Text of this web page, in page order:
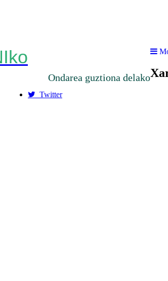
Ondarea guztiona delako
Twitter